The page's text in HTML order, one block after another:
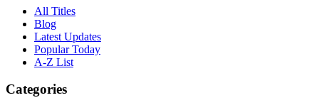
All Titles
Blog
Latest Updates
Popular Today
A-Z List
Categories